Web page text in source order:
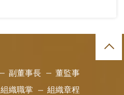
副董事長 董監事
組織職掌 組織章程